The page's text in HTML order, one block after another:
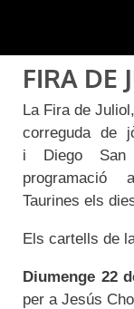
FIRA DE
La Fira de
correguda de
i Diego San
Taurines els
Els cartells de
Diumenge 22
per a Jesús